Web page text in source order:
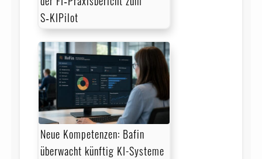
S‑KIPilot
Neue Kompetenzen: Bafin
überwacht künftig KI-Systeme